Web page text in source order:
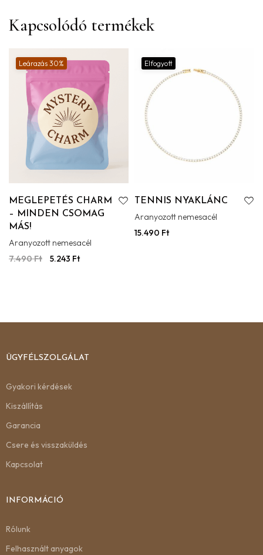
Kapcsolódó termékek
Leárazás 30%
MEGLEPETÉS CHARM
– MINDEN CSOMAG
MÁS!
Aranyozott nemesacél
7.490Ft 5.243 Ft
Elfogyott
TENNIS NYAKLÁNC
Aranyozott nemesacél
15.490 Ft
ÜGYFÉLSZOLGÁLAT
Gyakori kérdések
Kiszállítás
Garancia
Csere és visszaküldés
Kapcsolat
INFORMÁCIÓ
Rólunk
Felhasznált anyagok